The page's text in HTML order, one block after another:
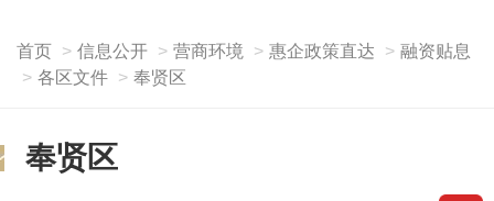
首页 信息公开 营商环境 惠企政策直达
融资贴息
各区文件
奉贤区
奉贤区